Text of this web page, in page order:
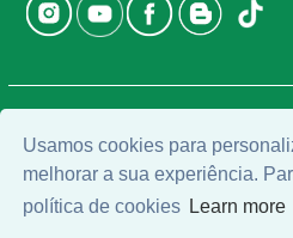
Usamos cookies para
melhorar a sua experiência.
política de cookies Learn more
Software.